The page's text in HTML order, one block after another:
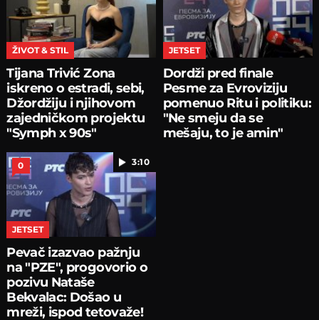
ŽIVOT & STIL
Tijana Trivić Zona
iskreno o estradi, sebi,
Džordžiju i njihovom
zajedničkom projektu
"Symph x 90s"
JETSET
Dordži pred finale
Pesme za Evroviziju
pomenuo Ritu i politiku:
"Ne smeju da se
mešaju, to je amin"
3:10
0
JETSET
Pevač izazvao pažnju
na "PZE", progovorio o
pozivu Nataše
Bekvalac: Došao u
mreži, ispod tetovaže!